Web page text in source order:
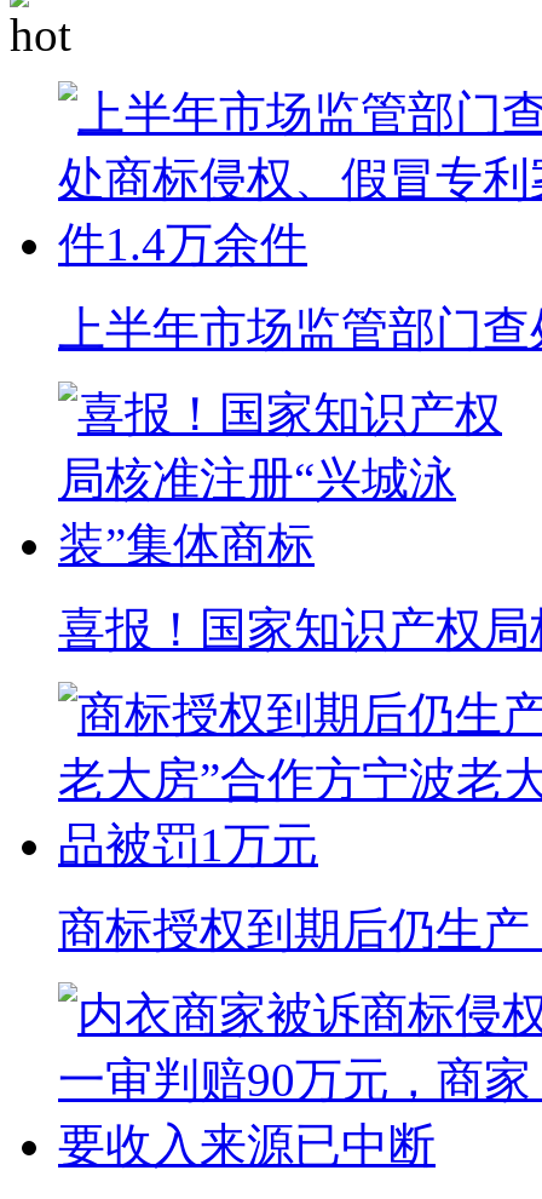
上半年市场监管部门
喜报！国家知识产权
商标授权到期后仍生产